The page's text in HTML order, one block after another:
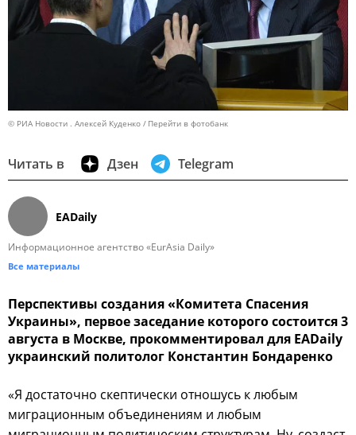
© РИА Новости . Алексей Куденко Перейти в фотобанк
Читать в Дзен Telegram
EADaily
Информационное агентство «EurAsia Daily»
Все материалы
Перспективы создания «Комитета Спасения
Украины», первое заседание которого состоится 3
августа в Москве, прокомментировал для EADaily
украинский политолог Константин Бондаренко
«Я достаточно скептически отношусь к любым
миграционным объединениям и любым